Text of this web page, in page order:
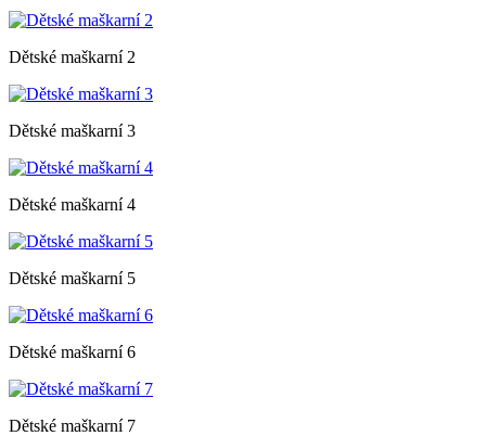
Dětské maškarní 2
Dětské maškarní 3
Dětské maškarní 4
Dětské maškarní 5
Dětské maškarní 6
Dětské maškarní 7